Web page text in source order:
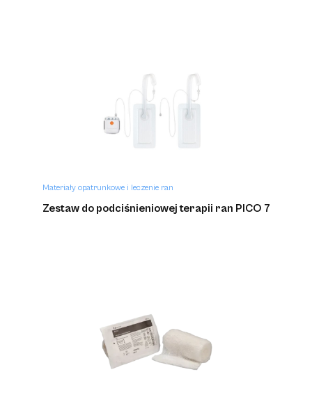
Materiały opatrunkowe i leczenie ran
Zestaw do podciśnieniowej terapii ran PICO 7